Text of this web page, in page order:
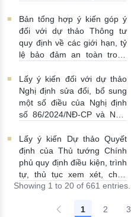
Phòng, chống rửa tiền và
Luật Các tổ chức tín dụng
08/07/2026 | 11:21:00
Bản tổng hợp ý kiến góp ý
đối với dự thảo Thông tư
quy định về các giới hạn, tỷ
lệ bảo đảm an toàn trong
thương mại, chi nhánh ngân
hàng nước ngoài
25/06/2026 | 16:00:00
Lấy ý kiến đối với dự thảo
Nghị định sửa đổi, bổ sung
một số điều của Nghị định
số 86/2024/NĐ-CP và Nghị
22/06/2026 | 09:13:00
Lấy ý kiến Dự thảo Quyết
định của Thủ tướng Chính
phủ quy định điều kiện, trình
tự, thủ tục xem xét, chấp
thuận cho Tổ chức kinh tế
lãnh cho người không cư trú
Showing 1 to 20 of 661 entries.
1 2 3